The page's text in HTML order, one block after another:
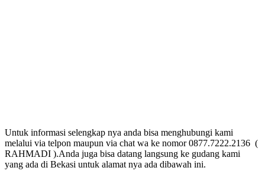
Untuk informasi selengkap nya anda bisa menghubungi kami
melalui via telpon maupun via chat wa ke nomor 0877.7222.2136 (
RAHMADI ).Anda juga bisa datang langsung ke gudang kami
yang ada di Bekasi untuk alamat nya ada dibawah ini.